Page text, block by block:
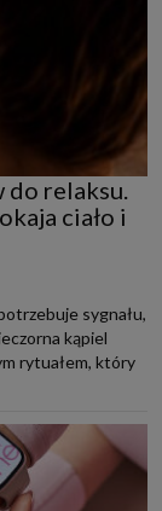
relaksu.
ciało i
sygnału,
kąpiel
rytuałem, który